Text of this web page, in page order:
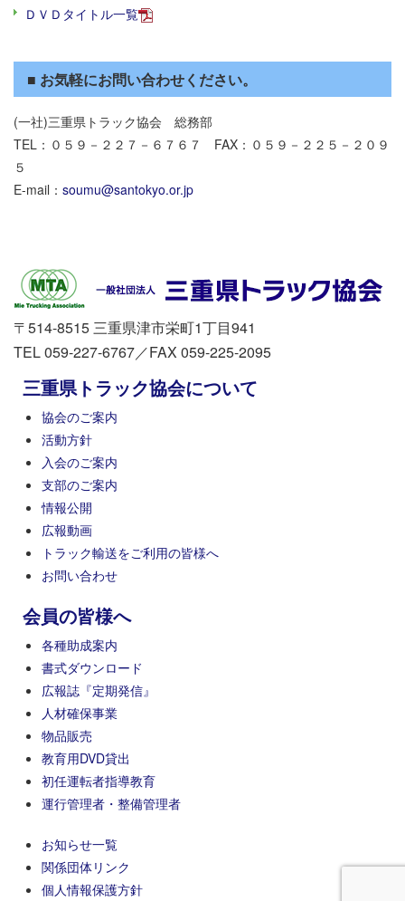
ＤＶＤタイトル一覧
■ お気軽にお問い合わせください。
(一社)三重県トラック協会 総務部
TEL：０５９－２２７－６７６７ FAX：０５９－２２５－２０９
５
E-mail： soumu@santokyo.or.jp
〒514-8515 三重県津市栄町1丁目941
TEL 059-227-6767／FAX 059-225-2095
三重県トラック協会について
協会のご案内
活動方針
入会のご案内
支部のご案内
情報公開
広報動画
トラック輸送をご利用の皆様へ
お問い合わせ
会員の皆様へ
各種助成案内
書式ダウンロード
広報誌『定期発信』
人材確保事業
物品販売
教育用DVD貸出
初任運転者指導教育
運行管理者・整備管理者
お知らせ一覧
関係団体リンク
個人情報保護方針